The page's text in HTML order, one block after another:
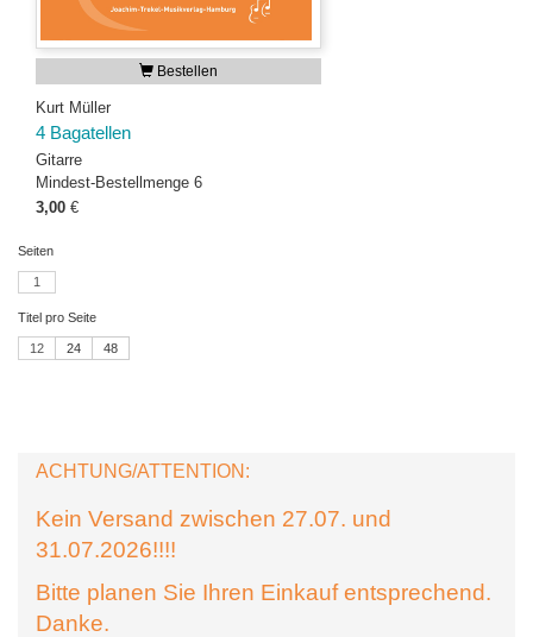
Bestellen
Kurt Müller
4 Bagatellen
Gitarre
Mindest-Bestellmenge 6
3,00 €
Seiten
1
Titel pro Seite
12 24 48
ACHTUNG/ATTENTION:
Kein Versand zwischen 27.07. und
31.07.2026!!!!
Bitte planen Sie Ihren Einkauf entsprechend.
Danke.